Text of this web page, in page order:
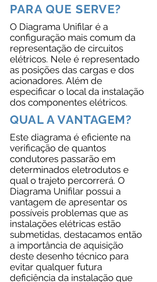
PARA QUE SERVE?
O Diagrama Unifilar é a
configuração mais comum da
representação de circuitos
elétricos. Nele é representado
as posições das cargas e dos
acionadores. Além de
especificar o local da instalação
dos componentes elétricos.
QUAL A VANTAGEM?
Este diagrama é eficiente na
verificação de quantos
condutores passarão em
determinados eletrodutos e
qual o trajeto percorrerá. O
Diagrama Unifilar possui a
vantagem de apresentar os
possíveis problemas que as
instalações elétricas estão
submetidas, destacamos então
a importância de aquisição
deste desenho técnico para
evitar qualquer futura
deficiência da instalação que